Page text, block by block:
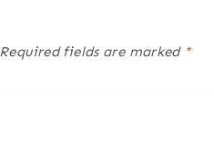
Required fields are marked *